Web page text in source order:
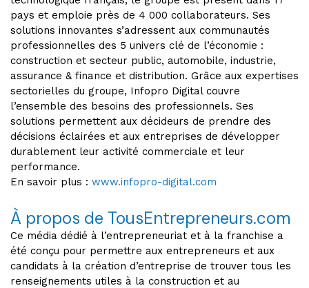
pays et emploie près de 4 000 collaborateurs. Ses
solutions innovantes s’adressent aux communautés
professionnelles des 5 univers clé de l’économie :
construction et secteur public, automobile, industrie,
assurance & finance et distribution. Grâce aux expertises
sectorielles du groupe, Infopro Digital couvre
l’ensemble des besoins des professionnels. Ses
solutions permettent aux décideurs de prendre des
décisions éclairées et aux entreprises de développer
durablement leur activité commerciale et leur
performance.
En savoir plus : www.infopro-digital.com
À propos de TousEntrepreneurs.com
Ce média dédié à l’entrepreneuriat et à la franchise a
été conçu pour permettre aux entrepreneurs et aux
candidats à la création d’entreprise de trouver tous les
renseignements utiles à la construction et au